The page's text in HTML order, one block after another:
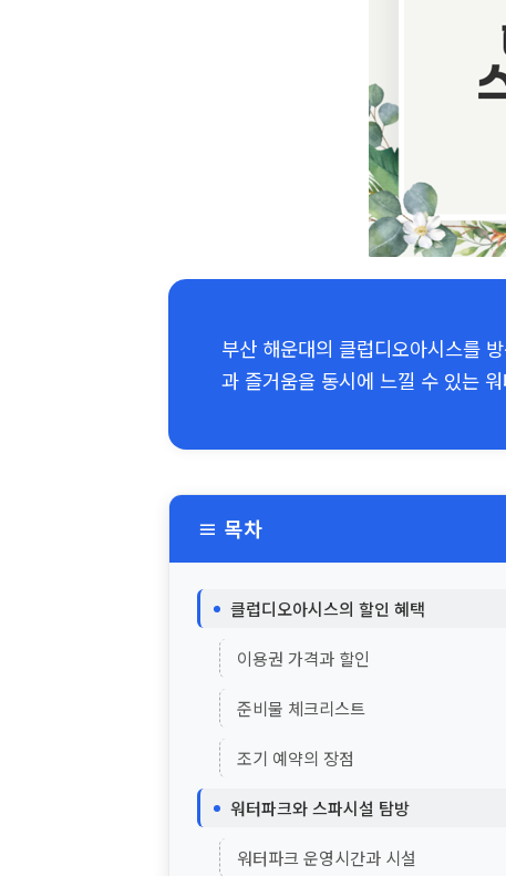
부산 해운대의 클럽디오아시스를
과 즐거움을 동시에 느낄 수 있는
≡ 목차
클럽디오아시스의 할인 혜택
이용권 가격과 할인
준비물 체크리스트
조기 예약의 장점
워터파크와 스파시설 탐방
워터파크 운영시간과 시설